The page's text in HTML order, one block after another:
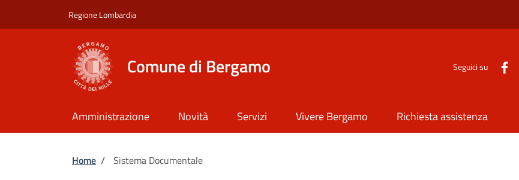
Regione Lombardia
Comune di Bergamo Seguici su
Amministrazione Novità Servizi Vivere Bergamo Richiesta assistenza
Briciole di pane
Home / Sistema Documentale